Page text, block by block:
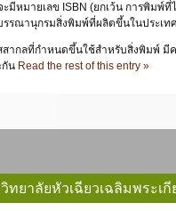
หมายเลข ISBN (ยกเว้น การพิมพ์
รณานุกรมสิ่งพิมพ์ที่ผลิตขึ้นในประเท
สากลที่กำหนดขึ้นใช้สำหรับสิ่งพิมพ์
กัน Read the rest of this entry »
ยาลัยหัวเฉียวเฉลิมพระเกี